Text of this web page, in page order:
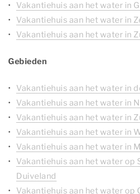
Vakantiehuis aan het water in
Vakantiehuis aan het water in
Vakantiehuis aan het water in
Gebieden
Vakantiehuis aan het water in
Vakantiehuis aan het water in
Vakantiehuis aan het water in
Vakantiehuis aan het water in
Vakantiehuis aan het water in
Vakantiehuis aan het water op
Duiveland
Vakantiehuis aan het water op